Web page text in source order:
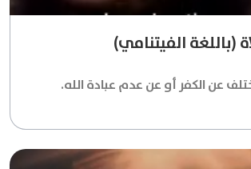
(باللغة الفيتنامي)
عن الكفر أو عن عدم عبادة الله.